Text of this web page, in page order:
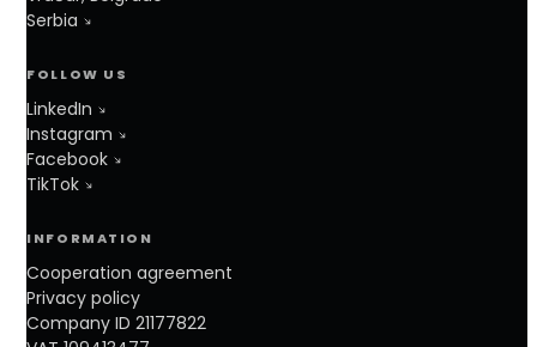
Serbia
FOLLOW US
LinkedIn
Instagram
Facebook
TikTok
INFORMATION
Cooperation agreement
Privacy policy
Company ID 21177822